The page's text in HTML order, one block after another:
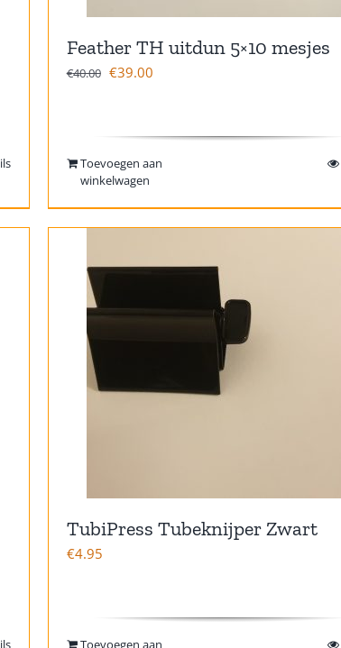
Feather TH uitdun 5×10 mesjes
€40.00 €39.00
Toevoegen aan
winkelwagen
TubiPress Tubeknijper Zwart
€4.95
Toevoegen aan